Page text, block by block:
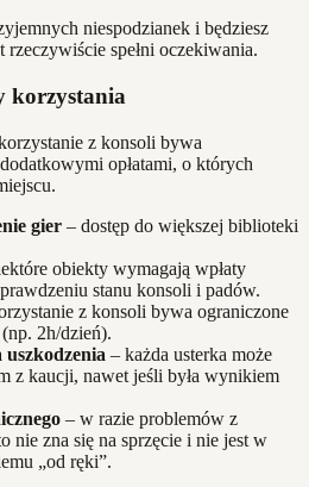
niespodzianek i będziesz
spełni oczekiwania.
korzystania
z konsoli bywa
opłatami, o których
gier – dostęp do większej biblioteki
obiekty wymagają wpłaty
stanu konsoli i padów.
z konsoli bywa ograniczone
2h/dzień).
uszkodzenia – każda usterka może
z kaucji, nawet jeśli była wynikiem
– w razie problemów z
nie zna się na sprzęcie i nie jest w
„od ręki”.